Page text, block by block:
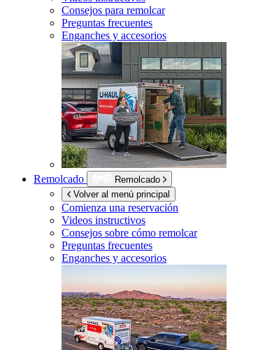
Consejos para remolcar
Preguntas frecuentes
Enganches y accesorios
Remolcado
Remolcado
Volver al menú principal
Comienza una reservación
Videos instructivos
Consejos sobre cómo remolcar
Preguntas frecuentes
Enganches y accesorios